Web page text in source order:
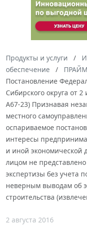
Продукты и услуги
обеспечение
ПРАЙМ
Постановление
Сибирского округа от
А67-23) Признавая
местного
оспариваемое
интересы
и иной экономической
лицом не
экспертизы без учета
неверным выводам об
строительства
2 августа 2016